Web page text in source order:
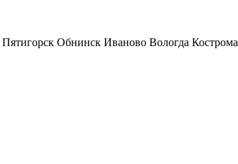
Пятигорск Обнинск Иваново Вологда Кострома